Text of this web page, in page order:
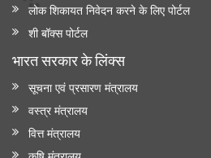
लोक शिकायत निवेदन करने के लिए पोर्टल
शी बॉक्स पोर्टल
भारत सरकार के लिंक्‍स
सूचना एवं प्रसारण मंत्रालय
वस्त्र मंत्रालय
वित्त मंत्रालय